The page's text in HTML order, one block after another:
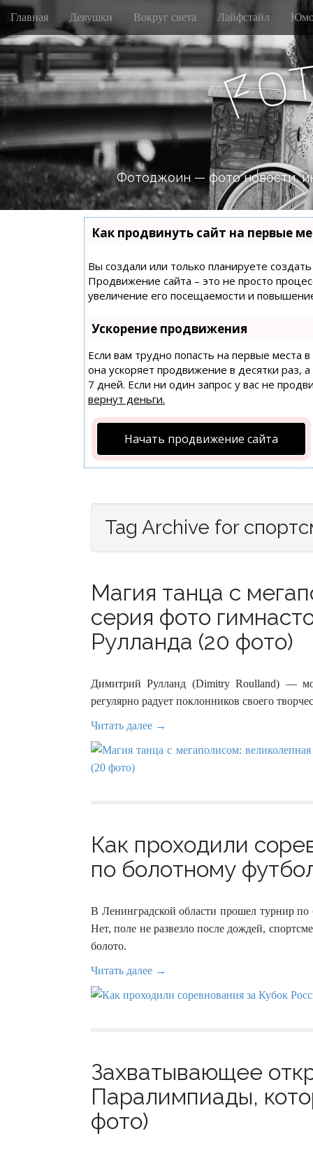
M
i
n
m
e
n
u
S
i
p
t
o
c
o
n
t
e
Главная Девушки Вокруг света Лайфстайл
Fo
Фотоджоин — фото новости,
Как продвинуть сайт на первые
Вы создали или только планируете
Продвижение сайта – это не просто
увеличение его посещаемости и
Ускорение продвижения
Если вам трудно попасть на первые места
она ускоряет продвижение в десятки раз,
7 дней. Если ни один запрос у вас не
вернут деньги.
Начать продвижение сайта
Tag Archive for
Магия танца с
серия фото
Рулланда (20 фото)
Димитрий Рулланд (Dimitry Roulland) —
регулярно радует поклонников своего
Читать далее →
Как проходили
по болотному
В Ленинградской области прошел турнир
Нет, поле не развезло после дождей,
болото.
Читать далее →
Захватывающее
Паралимпиады,
фото)